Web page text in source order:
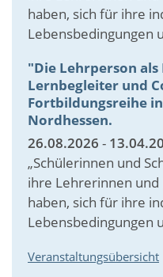
haben, sich für ihre
Lebensbedingungen
"Die Lehrperson
Lernbegleiter und
Fortbildungsreihe
Nordhessen.
26.08.2026 -
„Schülerinnen und
ihre Lehrerinnen und
haben, sich für ihre
Lebensbedingungen
Veranstaltungsübersicht